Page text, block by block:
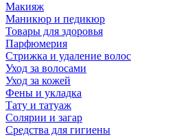
Макияж
Маникюр и педикюр
Товары для здоровья
Парфюмерия
Стрижка и удаление волос
Уход за волосами
Уход за кожей
Фены и укладка
Тату и татуаж
Солярии и загар
Средства для гигиены